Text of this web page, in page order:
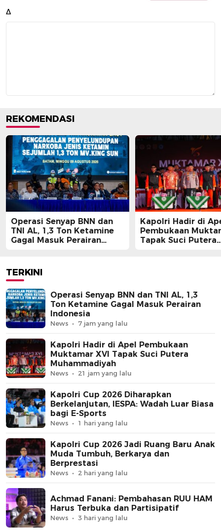
Δ
REKOMENDASI
Operasi Senyap BNN dan
TNI AL, 1,3 Ton Ketamine
Gagal Masuk Perairan
Kapolri Hadir di
Pembukaan
Tapak Suci Putera
TERKINI
Operasi Senyap BNN dan TNI AL, 1,3
Ton Ketamine Gagal Masuk Perairan
Indonesia
News 7 jam yang lalu
Kapolri Hadir di Apel Pembukaan
Muktamar XVI Tapak Suci Putera
Muhammadiyah
News 21 jam yang lalu
Kapolri Cup 2026 Diharapkan
Berkelanjutan, IESPA: Wadah Luar Biasa
bagi E-Sports
News 1 hari yang lalu
Kapolri Cup 2026 Jadi Ruang Baru Anak
Muda Tumbuh, Berkarya dan
Berprestasi
News 2 hari yang lalu
Achmad Fanani: Pembahasan RUU HAM
Harus Terbuka dan Partisipatif
News 3 hari yang lalu